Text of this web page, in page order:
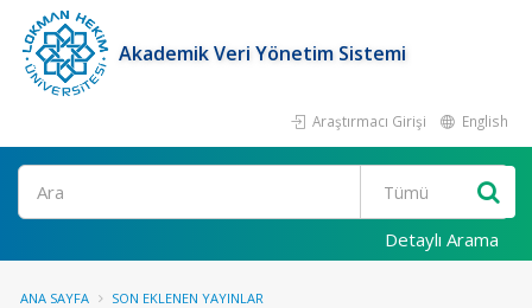
Akademik Veri Yönetim Sistemi
Araştırmacı Girişi English
Ara
Detaylı Arama
ANA SAYFA SON EKLENEN YAYINLAR